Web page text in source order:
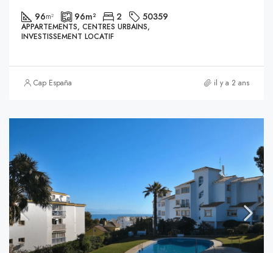
96m² 96m² 2 50359
APPARTEMENTS, CENTRES URBAINS,
INVESTISSEMENT LOCATIF
Cap España il y a 2 ans